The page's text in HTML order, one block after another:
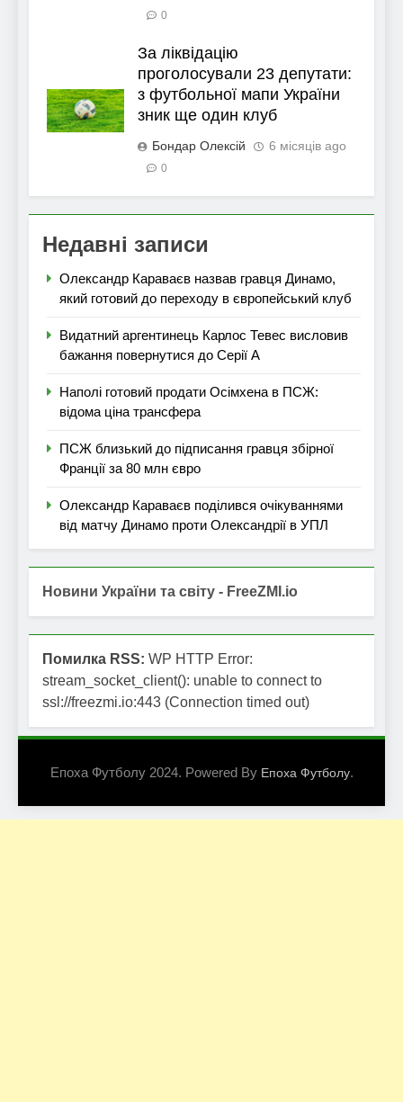
0
За ліквідацію
проголосували 23 депутати:
з футбольної мапи України
зник ще один клуб
Бондар Олексій 6 місяців ago
0
Недавні записи
Олександр Караваєв назвав гравця Динамо,
який готовий до переходу в європейський клуб
Видатний аргентинець Карлос Тевес висловив
бажання повернутися до Серії А
Наполі готовий продати Осімхена в ПСЖ:
відома ціна трансфера
ПСЖ близький до підписання гравця збірної
Франції за 80 млн євро
Олександр Караваєв поділився очікуваннями
від матчу Динамо проти Олександрії в УПЛ
Новини України та світу - FreeZMI.io
Помилка RSS: WP HTTP Error:
stream_socket_client(): unable to connect to
ssl://freezmi.io:443 (Connection timed out)
Епоха Футболу 2024. Powered By Епоха Футболу.